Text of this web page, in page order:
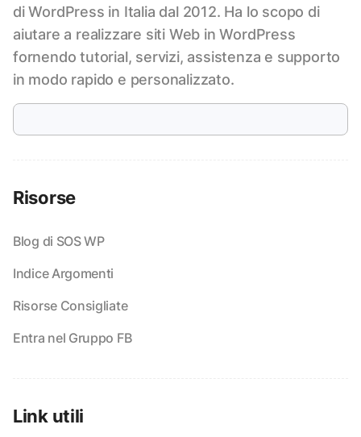
di WordPress in Italia dal 2012. Ha lo scopo di
aiutare a realizzare siti Web in WordPress
fornendo tutorial, servizi, assistenza e supporto
in modo rapido e personalizzato.
Risorse
Blog di SOS WP
Indice Argomenti
Risorse Consigliate
Entra nel Gruppo FB
Link utili